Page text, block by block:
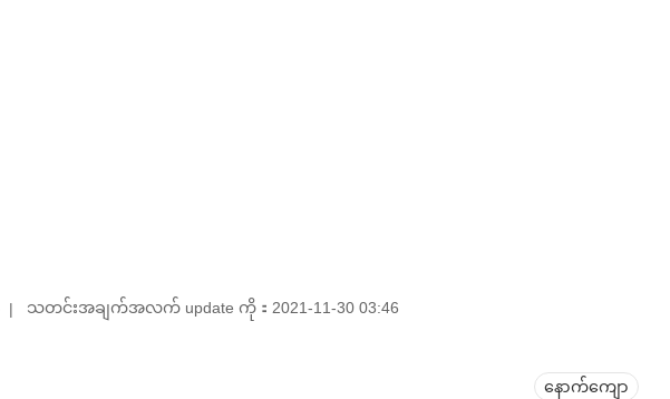
သတင်းအချက်အလက် update ကို：2021-11-30 03:46
နောက်ကျော